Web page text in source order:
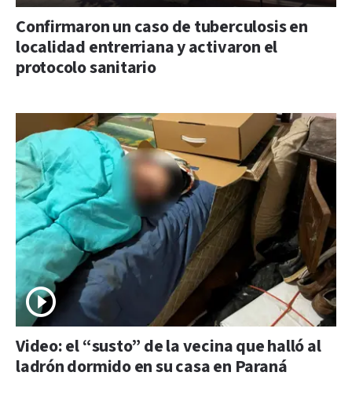
Confirmaron un caso de tuberculosis en
localidad entrerriana y activaron el
protocolo sanitario
Video: el “susto” de la vecina que halló al
ladrón dormido en su casa en Paraná